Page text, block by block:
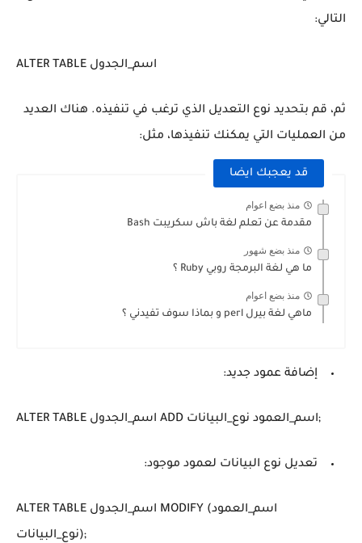
التالي:
ثم، قم بتحديد نوع التعديل الذي ترغب في تنفيذه. هناك العديد
من العمليات التي يمكنك تنفيذها، مثل:
قد يعجبك ايضا
منذ بضع اعوام
مقدمة عن تعلم لغة باش سكريبت Bash
منذ بضع شهور
ما هي لغة البرمجة روبي Ruby ؟
منذ بضع اعوام
ماهي لغة بيرل perl و بماذا سوف تفيدني ؟
إضافة عمود جديد:
تعديل نوع البيانات لعمود موجود:
ALTER TABLE اسم_الجدول MODIFY (اسم_العمود
نوع_البيانات);